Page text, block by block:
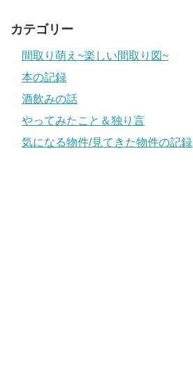
カテゴリー
間取り萌え~楽しい間取り図~
本の記録
酒飲みの話
やってみたこと＆独り言
気になる物件/見てきた物件の記録